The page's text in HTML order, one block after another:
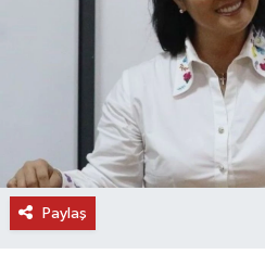
Paylaş
EĞİTİM
TURİZM
RÖPORTAJ